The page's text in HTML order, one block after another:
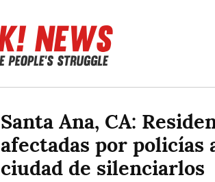
Santa Ana, CA:
afectadas por policías
ciudad de silenciarlos